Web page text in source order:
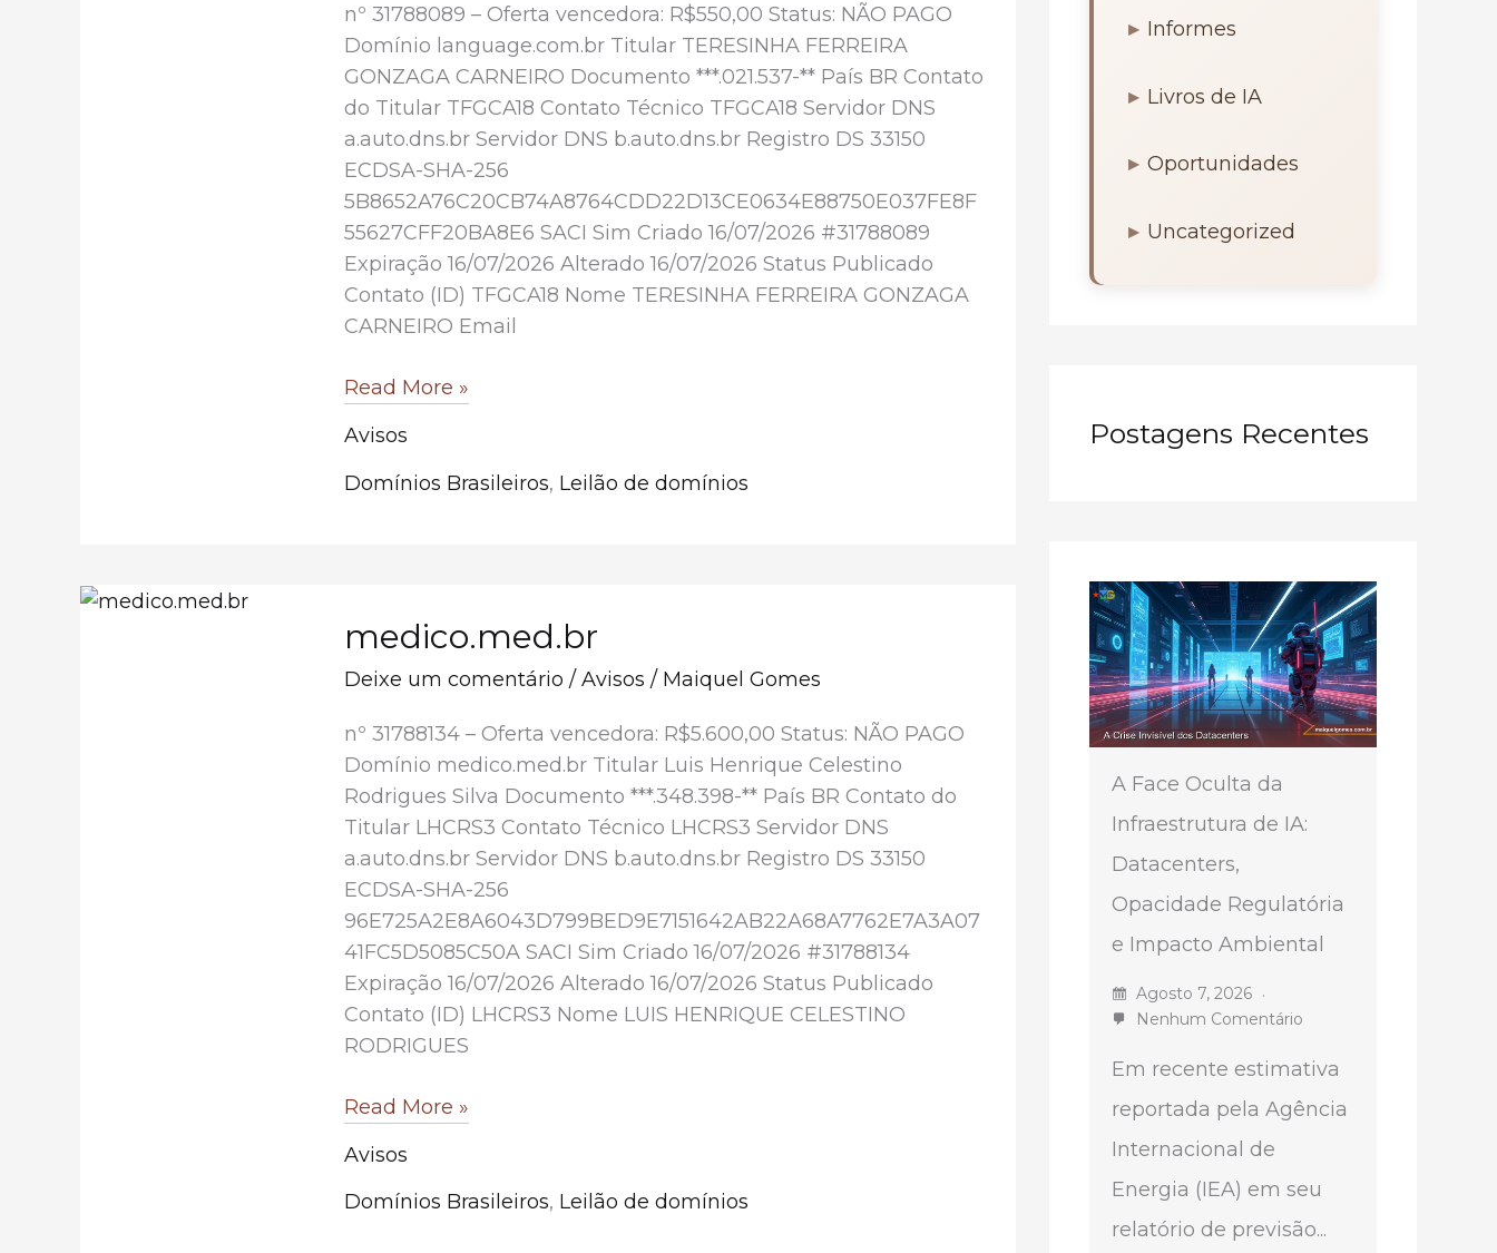
nº 31788089 – Oferta vencedora: R$550,00 Status: NÃO PAGO
Domínio language.com.br Titular TERESINHA FERREIRA
GONZAGA CARNEIRO Documento ***.021.537-** País BR Contato
do Titular TFGCA18 Contato Técnico TFGCA18 Servidor DNS
a.auto.dns.br Servidor DNS b.auto.dns.br Registro DS 33150
ECDSA-SHA-256
5B8652A76C20CB74A8764CDD22D13CE0634E88750E037FE8F
55627CFF20BA8E6 SACI Sim Criado 16/07/2026 #31788089
Expiração 16/07/2026 Alterado 16/07/2026 Status Publicado
Contato (ID) TFGCA18 Nome TERESINHA FERREIRA GONZAGA
CARNEIRO Email
language.com.br
Read More »
Avisos
Domínios Brasileiros, Leilão de domínios
medico.med.br
Deixe um comentário / Avisos / Maiquel Gomes
nº 31788134 – Oferta vencedora: R$5.600,00 Status: NÃO PAGO
Domínio medico.med.br Titular Luis Henrique Celestino
Rodrigues Silva Documento ***.348.398-** País BR Contato do
Titular LHCRS3 Contato Técnico LHCRS3 Servidor DNS
a.auto.dns.br Servidor DNS b.auto.dns.br Registro DS 33150
ECDSA-SHA-256
96E725A2E8A6043D799BED9E7151642AB22A68A7762E7A3A07
41FC5D5085C50A SACI Sim Criado 16/07/2026 #31788134
Expiração 16/07/2026 Alterado 16/07/2026 Status Publicado
Contato (ID) LHCRS3 Nome LUIS HENRIQUE CELESTINO
RODRIGUES
medico.med.br
Read More »
Avisos
Domínios Brasileiros, Leilão de domínios
Informes
Livros de IA
Oportunidades
Uncategorized
Postagens Recentes
A Face Oculta da
Infraestrutura de IA:
Datacenters,
Opacidade Regulatória
e Impacto Ambiental
Agosto 7, 2026
Nenhum Comentário
Em recente estimativa
reportada pela Agência
Internacional de
Energia (IEA) em seu
relatório de previsão...